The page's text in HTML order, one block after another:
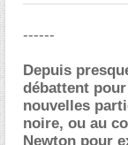
------
Depuis
débattent
nouvelles
noire, ou au
Newton pour